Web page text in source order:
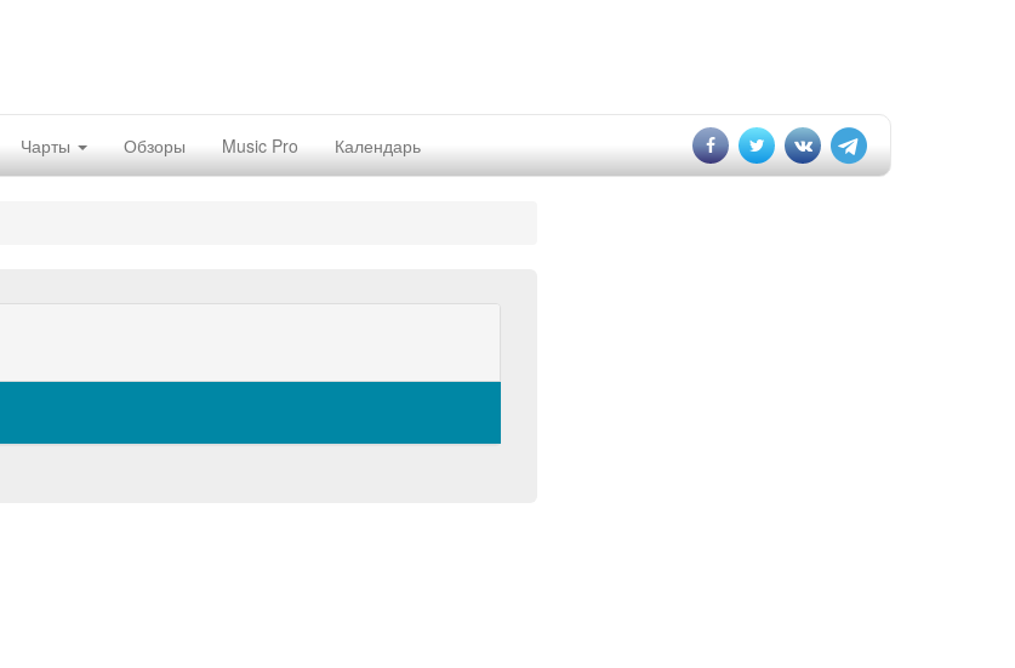
Чарты Обзоры Music Pro Календарь